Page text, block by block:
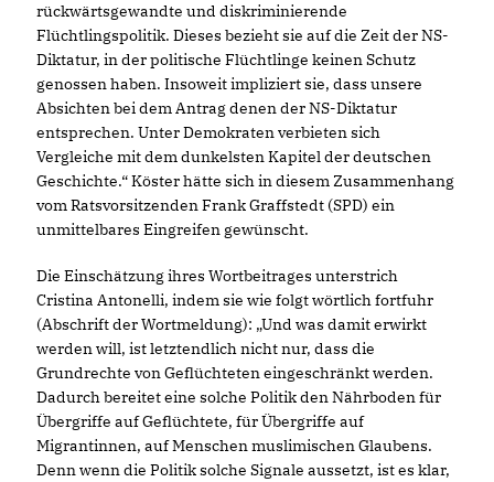
rückwärtsgewandte und diskriminierende
Flüchtlingspolitik. Dieses bezieht sie auf die Zeit der NS-
Diktatur, in der politische Flüchtlinge keinen Schutz
genossen haben. Insoweit impliziert sie, dass unsere
Absichten bei dem Antrag denen der NS-Diktatur
entsprechen. Unter Demokraten verbieten sich
Vergleiche mit dem dunkelsten Kapitel der deutschen
Geschichte.“ Köster hätte sich in diesem Zusammenhang
vom Ratsvorsitzenden Frank Graffstedt (SPD) ein
unmittelbares Eingreifen gewünscht.
Die Einschätzung ihres Wortbeitrages unterstrich
Cristina Antonelli, indem sie wie folgt wörtlich fortfuhr
(Abschrift der Wortmeldung): „Und was damit erwirkt
werden will, ist letztendlich nicht nur, dass die
Grundrechte von Geflüchteten eingeschränkt werden.
Dadurch bereitet eine solche Politik den Nährboden für
Übergriffe auf Geflüchtete, für Übergriffe auf
Migrantinnen, auf Menschen muslimischen Glaubens.
Denn wenn die Politik solche Signale aussetzt, ist es klar,